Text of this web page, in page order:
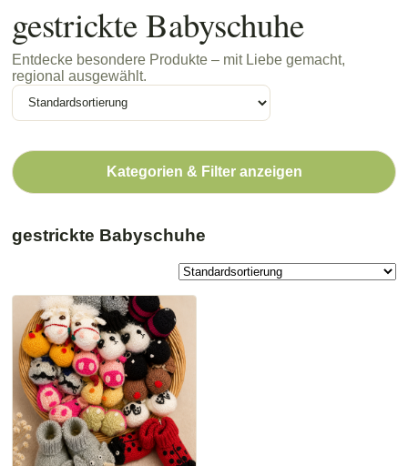
gestrickte Babyschuhe
Entdecke besondere Produkte – mit Liebe gemacht,
regional ausgewählt.
Kategorien & Filter anzeigen
gestrickte Babyschuhe
Dieses
Produkt
weist
mehrere
Varianten
auf.
Die
Optionen
können
auf